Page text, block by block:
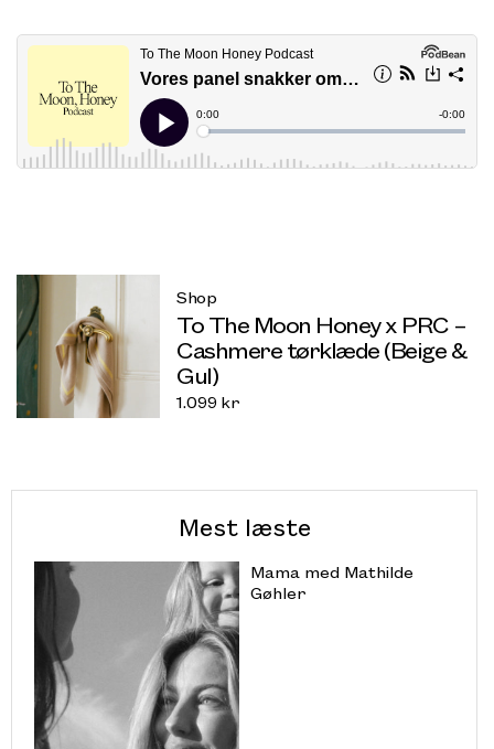
Shop
To The Moon Honey x PRC –
Cashmere tørklæde (Beige &
Gul)
1.099 kr
Mest læste
Mama med Mathilde
Gøhler